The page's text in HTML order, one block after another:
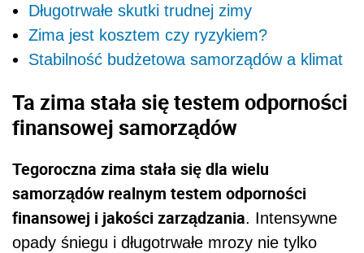
Długotrwałe skutki trudnej zimy
Zima jest kosztem czy ryzykiem?
Stabilność budżetowa samorządów a klimat
Ta zima stała się testem odporności
finansowej samorządów
Tegoroczna zima stała się dla wielu
samorządów realnym testem odporności
finansowej i jakości zarządzania. Intensywne
opady śniegu i długotrwałe mrozy nie tylko